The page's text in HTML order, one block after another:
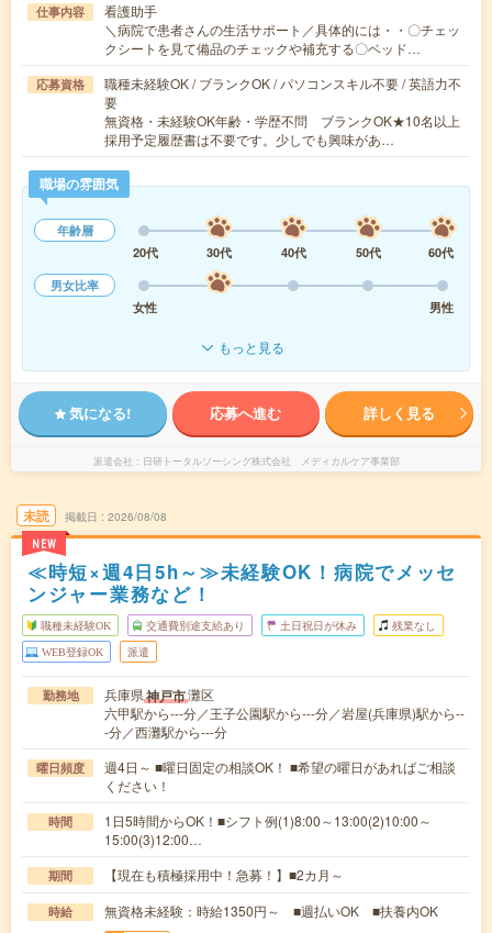
仕事内容
看護助手
＼病院で患者さんの生活サポート／具体的には・・〇チェッ
クシートを見て備品のチェックや補充する〇ベッド…
応募資格
職種未経験OK / ブランクOK / パソコンスキル不要 / 英語力不
要
無資格・未経験OK年齢・学歴不問 ブランクOK★10名以上
採用予定履歴書は不要です。少しでも興味があ…
職場の雰囲気
年齢層
20代
30代 40代 50代
60代
男女比率
女性
男性
もっと見る
気になる! 応募へ進む 詳しく見る
派遣会社 日研トータルソーシング株式会社 メディカルケア事業部
未読
NEW
掲載日 2026/08/08
≪時短×週4日5h～≫未経験OK！病院でメッセ
ンジャー業務など！
職種未経験OK 交通費別途支給あり 土日祝日が休み 残業なし
WEB登録OK 派遣
勤務地 兵庫県神戸市灘区
六甲駅から---分／王子公園駅から---分／岩屋(兵庫県)駅から--
-分／西灘駅から---分
曜日頻度
週4日～ ■曜日固定の相談OK！ ■希望の曜日があればご相談
ください！
時間
1日5時間からOK！■シフト例(1)8:00～13:00(2)10:00～
15:00(3)12:00…
期間 【現在も積極採用中！急募！】■2カ月～
時給 無資格未経験：時給1350円～ ■週払いOK ■扶養内OK